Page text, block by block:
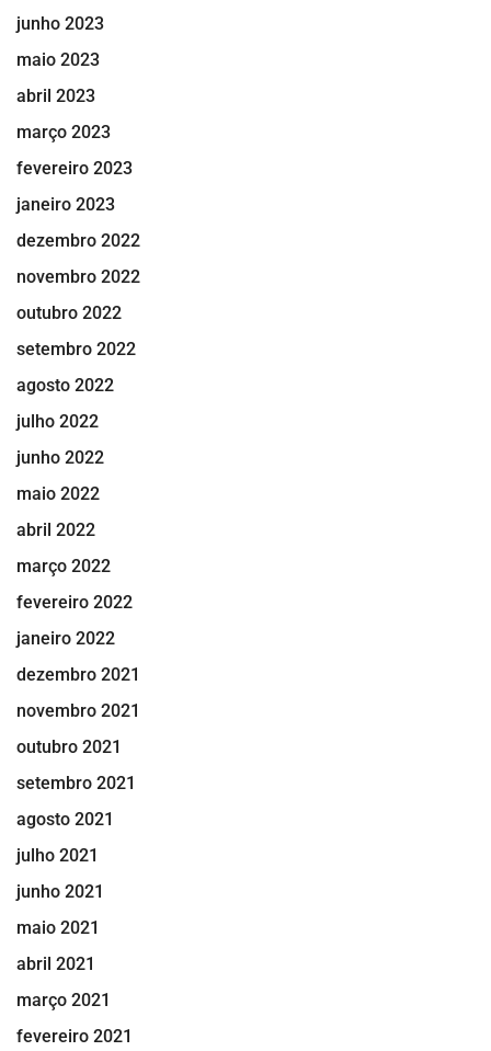
junho 2023
maio 2023
abril 2023
março 2023
fevereiro 2023
janeiro 2023
dezembro 2022
novembro 2022
outubro 2022
setembro 2022
agosto 2022
julho 2022
junho 2022
maio 2022
abril 2022
março 2022
fevereiro 2022
janeiro 2022
dezembro 2021
novembro 2021
outubro 2021
setembro 2021
agosto 2021
julho 2021
junho 2021
maio 2021
abril 2021
março 2021
fevereiro 2021